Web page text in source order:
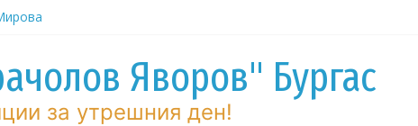
по
Яворов" Бургас
за утрешния ден!